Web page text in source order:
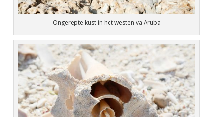
Ongerepte kust in het westen va Aruba